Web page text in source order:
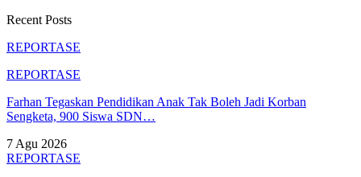
Recent Posts
REPORTASE
REPORTASE
Farhan Tegaskan Pendidikan Anak Tak Boleh Jadi Korban
Sengketa, 900 Siswa SDN…
7 Agu 2026
REPORTASE